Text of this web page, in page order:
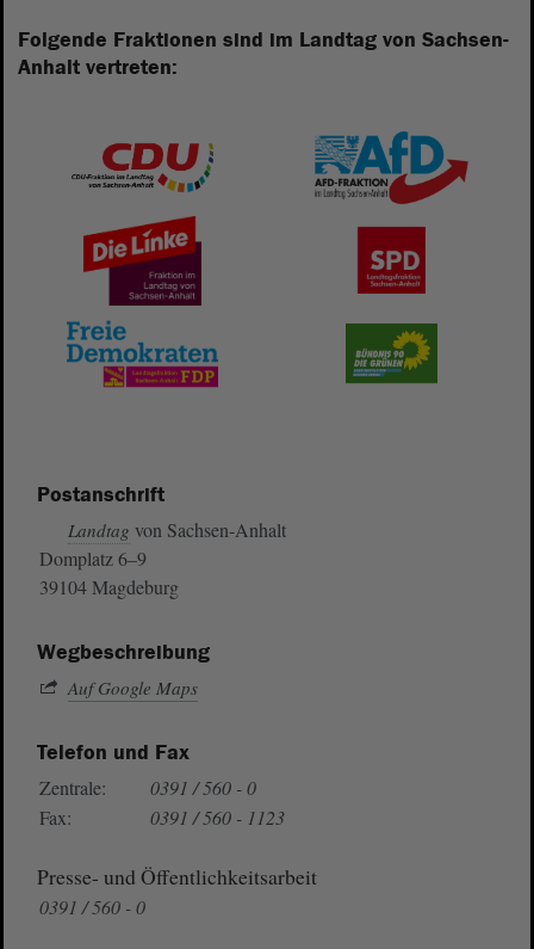
Folgende Fraktionen sind im Landtag von Sachsen-
Anhalt vertreten:
Postanschrift
Landtag von Sachsen-Anhalt
Domplatz 6–9
39104 Magdeburg
Wegbeschreibung
Auf Google Maps
Telefon und Fax
Zentrale:
0391 / 560 - 0
Fax:
0391 / 560 - 1123
Presse- und Öffentlichkeitsarbeit
0391 / 560 - 0